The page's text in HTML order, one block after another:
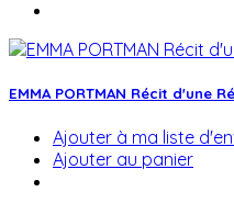
EMMA PORTMAN Récit d'une
Ajouter à ma liste
Ajouter au panier